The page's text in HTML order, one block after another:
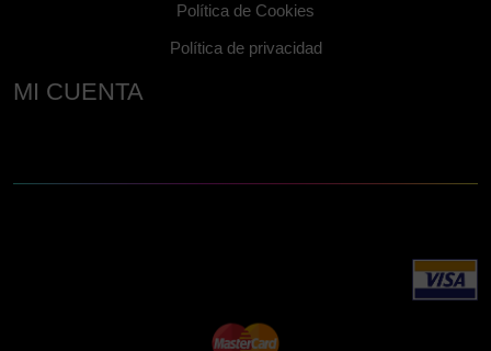
Política de Cookies
Política de privacidad
MI CUENTA